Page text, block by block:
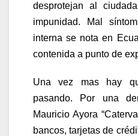
desprotejan al
impunidad. Mal
interna se nota en
contenida a punto de
Una vez mas hay
pasando. Por una
Mauricio Ayora
bancos, tarjetas de